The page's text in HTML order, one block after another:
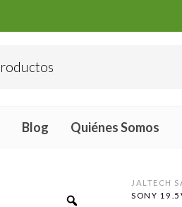
Blog Quiénes Somos
JALTECH
SONY